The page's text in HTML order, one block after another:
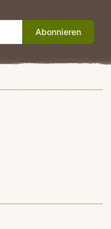
Abonnieren